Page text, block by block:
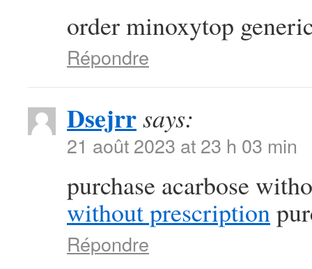
order minoxytop
Répondre
Dsejrrsays:
21 août 2023 at 23 h 03 min
purchase acarbose
without prescription
Répondre